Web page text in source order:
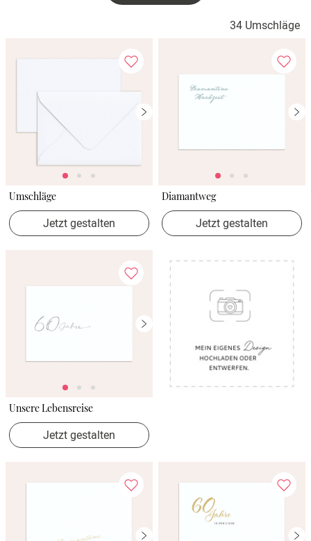
34 Umschläge
Umschläge
Jetzt gestalten
Diamantweg
Jetzt gestalten
Unsere Lebensreise
Jetzt gestalten